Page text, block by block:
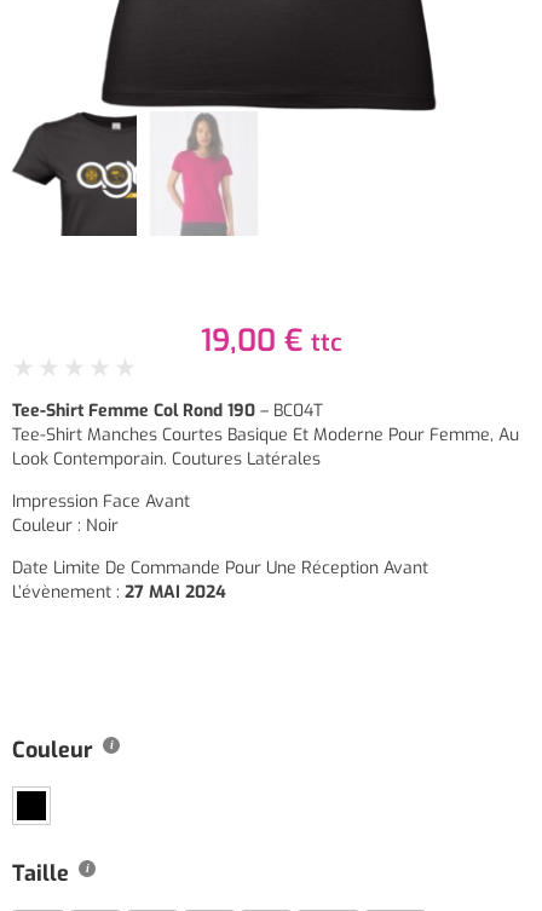
19,00 € ttc
★ ★ ★ ★ ★
Tee-Shirt Femme Col Rond 190 – BC04T
Tee-Shirt Manches Courtes Basique Et Moderne Pour Femme, Au
Look Contemporain. Coutures Latérales
Impression Face Avant
Couleur : Noir
Date Limite De Commande Pour Une Réception Avant
L’évènement : 27 MAI 2024
Couleur
Taille